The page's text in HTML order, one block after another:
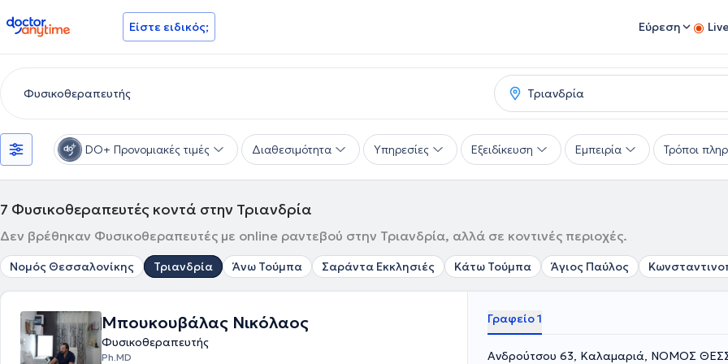
doctoranytime Είστε ειδικός; Εύρεση
DO+ Προνομιακές τιμές Διαθεσιμότητα Υπηρεσίες Εξειδίκευση Εμπειρία Τρόποι
7 Φυσικοθεραπευτές κοντά στην Τριανδρία
Δεν βρέθηκαν Φυσικοθεραπευτές με online ραντεβού στην Τριανδρία, αλλά σε κοντινές περιοχές.
Νομός Θεσσαλονίκης Τριανδρία Άνω Τούμπα Σαράντα Εκκλησιές Κάτω Τούμπα Άγιος Παύλος
Μπουκουβάλας Νικόλαος
Φυσικοθεραπευτής
Ph.MD
Γραφείο 1
Ανδρούτσου 63, Καλαμαριά, ΝΟΜΟΣ